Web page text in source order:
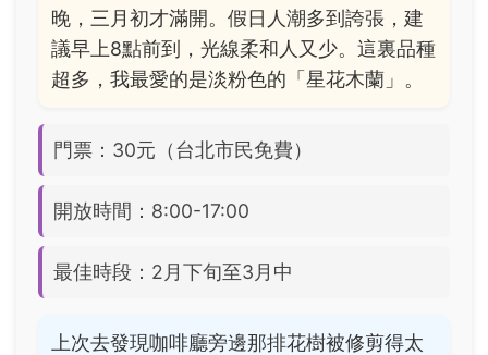
晚，三月初才滿開。假日人潮多到誇張，建
議早上8點前到，光線柔和人又少。這裏品種
超多，我最愛的是淡粉色的「星花木蘭」。
門票：30元（台北市民免費）
開放時間：8:00-17:00
最佳時段：2月下旬至3月中
上次去發現咖啡廳旁邊那排花樹被修剪得太